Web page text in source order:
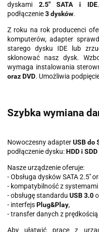
dyskami 2.5" SATA i IDE
podłączenie3 dysków.
Z roku na rok producenci
komputerów, adapter
starego dysku IDE lub
sklonować nasz dysk.
wymaga instalowania
oraz DVD. Umożliwia
Szybka wymiana
Nowoczesny adapterUSB do
podłączenie dysku:HDD i
Nasze urządzenie oferuje:
- Obsługa dysków SATA 2.5''
- kompatybilność z
- obsługę standardu USB 3.0
- interfejsPlug&Play,
- transfer danych z prędkością
Aby ułatwić pracę z